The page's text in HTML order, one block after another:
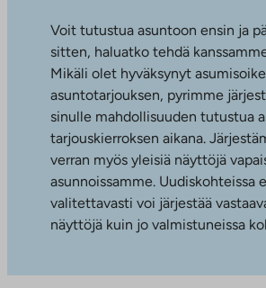
Voit tutustua asuntoon ensin ja
sitten, haluatko tehdä
Mikäli olet hyväksynyt
asuntotarjouksen, pyrimme
sinulle mahdollisuuden tutustua
tarjouskierroksen aikana.
verran myös yleisiä näyttöjä
asunnoissamme. Uudiskohteissa
valitettavasti voi järjestää
näyttöjä kuin jo valmistuneissa